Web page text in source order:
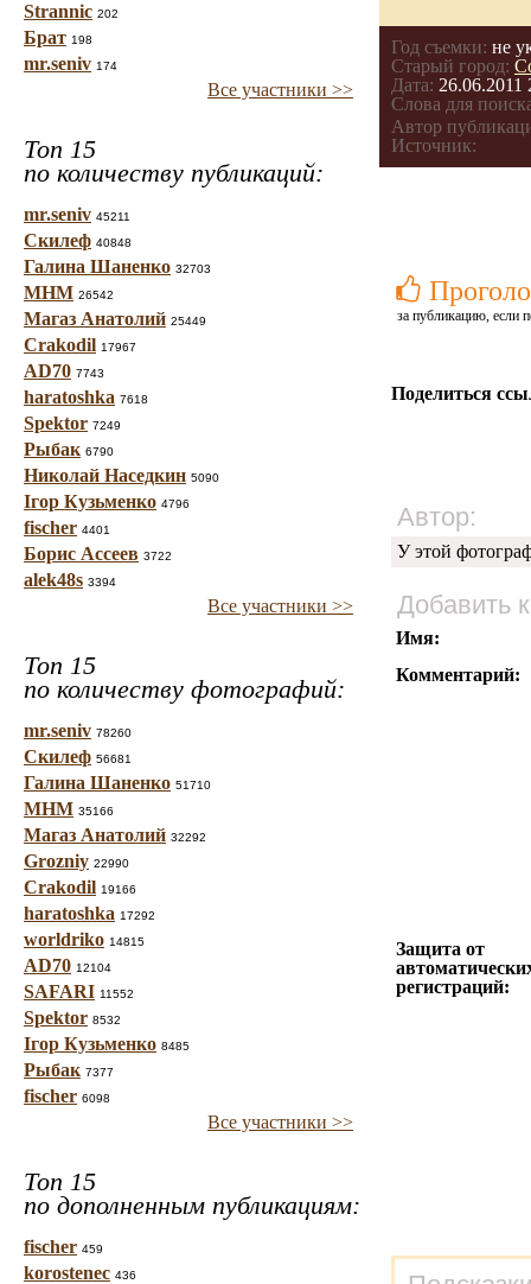
Strannic 202
Брат 198
mr.seniv 174
Все участники >>
Топ 15
по количеству публикаций:
mr.seniv 45211
Скилеф 40848
Галина Шаненко 32703
МНМ 26542
Магаз Анатолий 25449
Crakodil 17967
AD70 7743
haratoshka 7618
Spektor 7249
Рыбак 6790
Николай Наседкин 5090
Ігор Кузьменко 4796
fischer 4401
Борис Ассеев 3722
alek48s 3394
Все участники >>
Топ 15
по количеству фотографий:
mr.seniv 78260
Скилеф 56681
Галина Шаненко 51710
МНМ 35166
Магаз Анатолий 32292
Grozniy 22990
Crakodil 19166
haratoshka 17292
worldriko 14815
AD70 12104
SAFARI 11552
Spektor 8532
Ігор Кузьменко 8485
Рыбак 7377
fischer 6098
Все участники >>
Топ 15
по дополненным публикациям:
fischer 459
korostenec 436
Год съемки: не
Старый город:
Дата: 26.06.2011
Слова для
Автор
Источник:
за публикацию, если
Поделиться
Автор:
У этой
Добавить
Имя:
Комментарий:
Защита от
регистраций: